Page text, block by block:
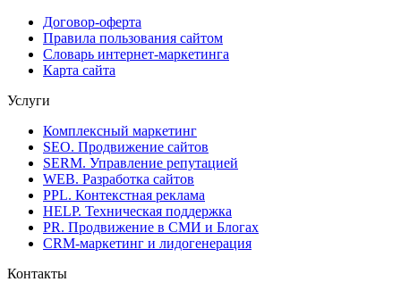
Договор-оферта
Правила пользования сайтом
Словарь интернет-маркетинга
Карта сайта
Услуги
Комплексный маркетинг
SEO. Продвижение сайтов
SERM. Управление репутацией
WEB. Разработка сайтов
PPL. Контекстная реклама
HELP. Техническая поддержка
PR. Продвижение в СМИ и Блогах
CRM-маркетинг и лидогенерация
Контакты